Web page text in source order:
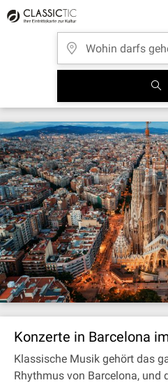
Konzerte in Barcelona
Klassische Musik gehört das
Rhythmus von Barcelona, und